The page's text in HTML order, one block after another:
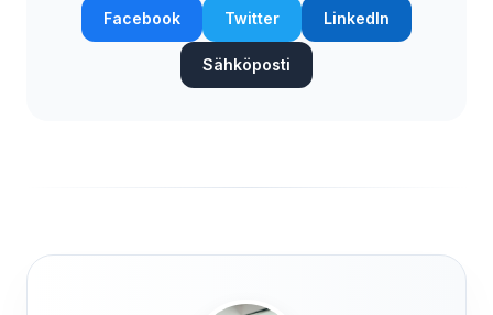
Facebook Twitter LinkedIn
Sähköposti